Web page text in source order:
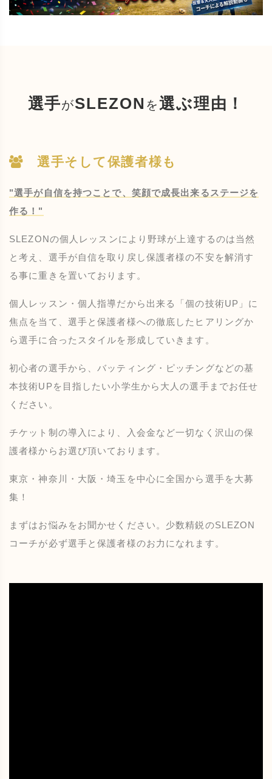
選手がSLEZON を選ぶ理由！
選手そして保護者様も
"選手が自信を持つことで、笑顔で成長出来るステージを
作る！"
SLEZONの個人レッスンにより野球が上達するのは当然
と考え、選手が自信を取り戻し保護者様の不安を解消す
る事に重きを置いております。
個人レッスン・個人指導だから出来る「個の技術UP」に
焦点を当て、選手と保護者様への徹底したヒアリングか
ら選手に合ったスタイルを形成していきます。
初心者の選手から、バッティング・ピッチングなどの基
本技術UPを目指したい小学生から大人の選手までお任せ
ください。
チケット制の導入により、入会金など一切なく沢山の保
護者様からお選び頂いております。
東京・神奈川・大阪・埼玉を中心に全国から選手を大募
集！
まずはお悩みをお聞かせください。少数精鋭のSLEZON
コーチが必ず選手と保護者様のお力になれます。